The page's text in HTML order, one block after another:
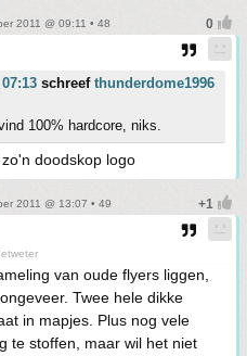
2011 @ 09:11 • 48
schreef thunderdome1996
100% hardcore, niks.
doodskop logo
2011 @ 13:07 • 49
van oude flyers liggen,
Twee hele dikke
in mapjes. Plus nog vele
te stoffen, maar wil het niet